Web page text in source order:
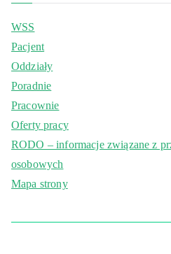
WSS
Pacjent
Oddziały
Poradnie
Pracownie
Oferty pracy
RODO – informacje związane z
osobowych
Mapa strony